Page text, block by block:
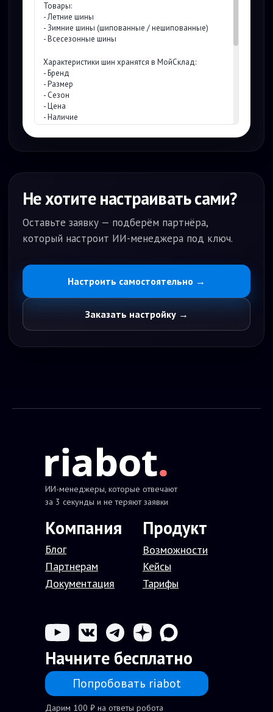
Товары:
- Летние шины
- Зимние шины (шипованные / нешипованные)
- Всесезонные шины
Характеристики шин хранятся в МойСклад:
- Бренд
- Размер
- Сезон
- Цена
- Наличие
Цены и логика расчёта:
- Цена берётся только из МойСклад
- Дополнительные услуги считаются менеджером
Процесс работы:
- Клиент обращается в чат
- Бот уточняет параметры и подбирает шины
- Показывает варианты в наличии
- Получает контакт клиента
Не хотите настраивать сами?
Оставьте заявку — подберём партнёра,
который настроит ИИ-менеджера под ключ.
Настроить самостоятельно →
Заказать настройку →
Дарим 100 ₽ на ответы робота
Попробовать riabot
Начните бесплатно
Возможности
Тарифы
Кейсы
Продукт
Партнерам
Документация
Блог
Компания
ИИ-менеджеры, которые отвечают
за 3 секунды и не теряют заявки